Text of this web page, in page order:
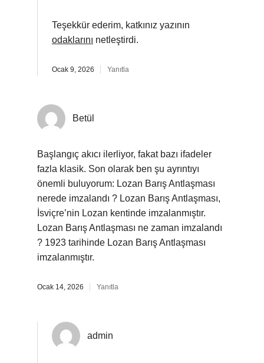
Teşekkür ederim, katkınız yazının
odaklarını netleştirdi.
Ocak 9, 2026 Yanıtla
Betül
Başlangıç akıcı ilerliyor, fakat bazı ifadeler
fazla klasik. Son olarak ben şu ayrıntıyı
önemli buluyorum: Lozan Barış Antlaşması
nerede imzalandı ? Lozan Barış Antlaşması,
İsviçre’nin Lozan kentinde imzalanmıştır.
Lozan Barış Antlaşması ne zaman imzalandı
? 1923 tarihinde Lozan Barış Antlaşması
imzalanmıştır.
Ocak 14, 2026 Yanıtla
admin